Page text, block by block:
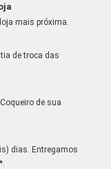
mais próxima.
de troca das
de sua
dias. Entregamos